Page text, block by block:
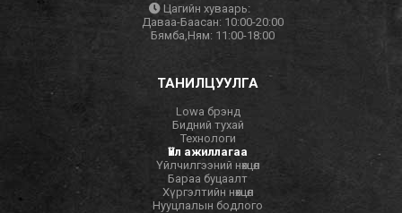
Цагийн хуваарь:
Даваа-Баасан: 10:00-20:00
Бямба,Ням: 11:00-18:00
ТАНИЛЦУУЛГА
Lowa брэнд
Бидний тухай
Технологи
Үйл ажиллагаа
Үйлчилгээний нөхцөл
Бараа буцаалт
Хүргэлтийн нөхцөл
Нууцлалын бодлого